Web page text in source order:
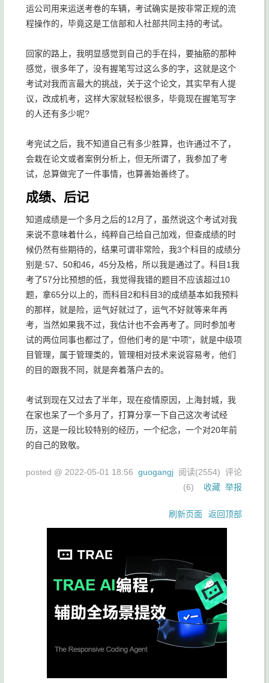
运公司用来运送考卷的车辆，考试确实是按非常正规的流
程操作的，毕竟这是工信部和人社部共同主持的考试。
回家的路上，我明显感觉到自己的手在抖，要抽筋的那种
感觉，很多年了，没有握笔写过这么多的字，这就是这个
考试对我而言最大的挑战，关于这个论文，其实早有人提
议，改成机考，这样大家就轻松很多，毕竟现在握笔写字
的人还有多少呢?
考完试之后，我不知道自己有多少胜算，也许通过不了，
会栽在论文或者案例分析上，但无所谓了，我参加了考
试，总算做完了一件事情，也算善始善终了。
成绩、后记
知道成绩是一个多月之后的12月了，虽然说这个考试对我
来说不意味着什么，纯粹自己给自己加戏，但查成绩的时
候仍然有些期待的，结果可谓非常险，我3个科目的成绩分
别是:57、50和46，45分及格，所以我是通过了。科目1我
考了57分比预想的低，我觉得我错的题目不应该超过10
题，拿65分以上的，而科目2和科目3的成绩基本如我预料
的那样，就是险，运气好就过了，运气不好就等来年再
考，当然如果我不过，我估计也不会再考了。同时参加考
试的两位同事也都过了，但他们考的是"中项"，就是中级项
目管理，属于管理类的，管理相对技术来说容易考，他们
的目的跟我不同，就是奔着落户去的。
考试到现在又过去了半年，现在疫情原因，上海封城，我
在家也呆了一个多月了，打算分享一下自己这次考试经
历，这是一段比较特别的经历，一个纪念，一个对20年前
的自己的致敬。
posted @ 2022-05-01 18:56 guogangj 阅读(2554) 评论
(6) 收藏 举报
刷新页面 返回顶部